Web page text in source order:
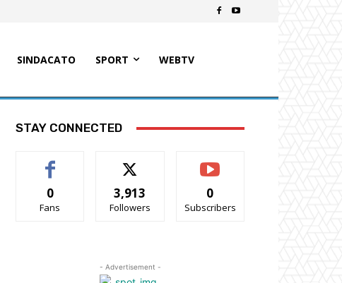
SINDACATO SPORT WEBTV
STAY CONNECTED
0
Fans
3,913
Followers
0
Subscribers
- Advertisement -